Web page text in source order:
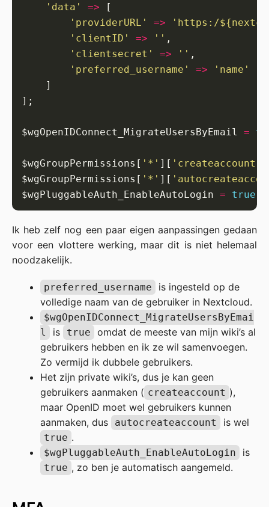
'data'
=>
'providerURL'
=>
'https:/
'clientID'
=> ''
'clientsecret'
=> ''
'preferred_username'
=>
'name'
$wgOpenIDConnect_MigrateUsersByEmail =
$wgGroupPermissions[ '*' ][ 'createaccount'
$wgGroupPermissions[ '*' ][
$wgPluggableAuth_EnableAutoLogin = true
Ik heb zelf nog een paar eigen aanpassingen gedaan
voor een vlottere werking, maar dit is niet helemaal
noodzakelijk.
preferred_username
is ingesteld op de
volledige naam van de gebruiker in Nextcloud.
$wgOpenIDConnect_MigrateUsersByEmai
l
is true
omdat de meeste van mijn wiki’s al
gebruikers hebben en ik ze wil samenvoegen.
Zo vermijd ik dubbele gebruikers.
Het zijn private wiki’s, dus je kan geen
gebruikers aanmaken ( createaccount ),
maar OpenID moet wel gebruikers kunnen
aanmaken, dus
autocreateaccount is wel
true .
$wgPluggableAuth_EnableAutoLogin is
true , zo ben je automatisch aangemeld.